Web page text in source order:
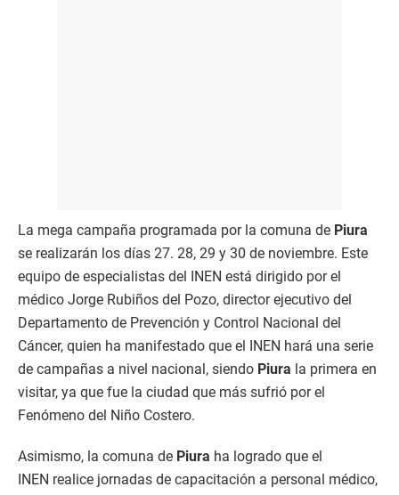
La mega campaña programada por la comuna de Piura
se realizarán los días 27. 28, 29 y 30 de noviembre. Este
equipo de especialistas del INEN está dirigido por el
médico Jorge Rubiños del Pozo, director ejecutivo del
Departamento de Prevención y Control Nacional del
Cáncer, quien ha manifestado que el INEN hará una serie
de campañas a nivel nacional, siendo Piura la primera en
visitar, ya que fue la ciudad que más sufrió por el
Fenómeno del Niño Costero.
Asimismo, la comuna de Piura ha logrado que el
INEN realice jornadas de capacitación a personal médico,